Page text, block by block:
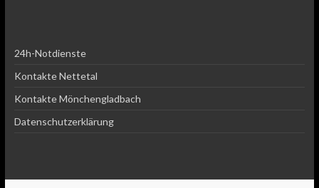
24h-Notdienste
Kontakte Nettetal
Kontakte Mönchengladbach
Datenschutzerklärung